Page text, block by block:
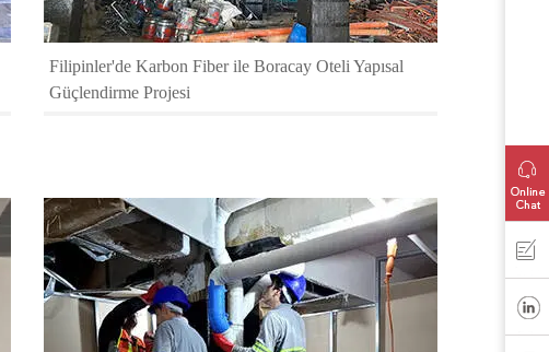
Filipinler'de Karbon Fiber ile Boracay Oteli Yapısal
Güçlendirme Projesi